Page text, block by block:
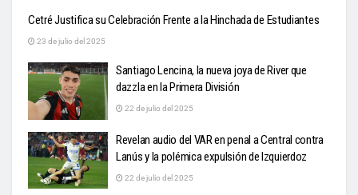
Cetré Justifica su Celebración Frente a la Hinchada de Estudiantes
23 de julio del 2025
Santiago Lencina, la nueva joya de River que
dazzla en la Primera División
22 de julio del 2025
Revelan audio del VAR en penal a Central contra
Lanús y la polémica expulsión de Izquierdoz
22 de julio del 2025